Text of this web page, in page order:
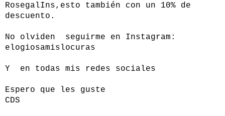
RosegalIns,esto también con un 10% de
descuento.
No olviden seguirme en Instagram:
elogiosamislocuras
Y en todas mis redes sociales
Espero que les guste
CDS